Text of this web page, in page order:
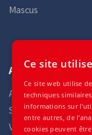
Mascus
Auto Gilles
Accueil
Stock
Véhicules
Ce site
Ce site web utilise
techniques
informations sur
entre autres, de
cookies peuvent